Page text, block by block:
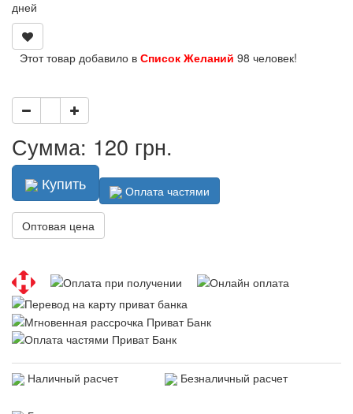
дней
Этот товар добавило в Список Желаний 98 человек!
Сумма: 120 грн.
Купить Оплата частями
Оптовая цена
Наличный расчет Безналичный расчет